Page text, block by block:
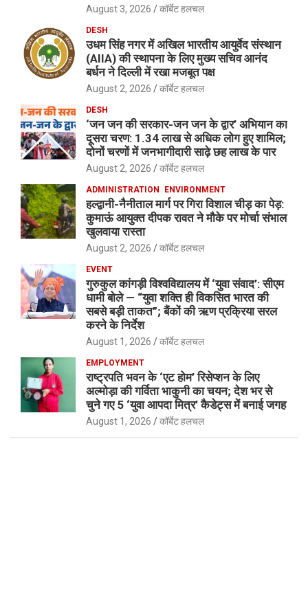
August 3, 2026 कॉर्बेट हलचल
DESH
उधम सिंह नगर में अखिल भारतीय आयुर्वेद संस्थान
(AIIA) की स्थापना के लिए मुख्य सचिव आनंद
बर्धन ने दिल्ली में रखा मजबूत पक्ष
August 2, 2026 कॉर्बेट हलचल
DESH
‘जन जन की सरकार-जन जन के द्वार’ अभियान का
दूसरा चरण: 1.34 लाख से अधिक लोग हुए शामिल;
दोनों चरणों में जनभागीदारी साढ़े छह लाख के पार
August 2, 2026 कॉर्बेट हलचल
ADMINISTRATION ENVIRONMENT
हल्द्वानी-नैनीताल मार्ग पर गिरा विशाल चीड़ का पेड़:
कुमाऊं आयुक्त दीपक रावत ने मौके पर मोर्चा संभाल
खुलवाया रास्ता
August 2, 2026 कॉर्बेट हलचल
EVENT
गुरुकुल कांगड़ी विश्वविद्यालय में ‘युवा संवाद’: सीएम
धामी बोले — “युवा शक्ति ही विकसित भारत की
सबसे बड़ी ताकत”; बैंकों की ऋण प्रक्रिया सरल
करने के निर्देश
August 1, 2026 कॉर्बेट हलचल
EMPLOYMENT
राष्ट्रपति भवन के ‘एट होम’ रिसेप्शन के लिए
अल्मोड़ा की गर्विता भाकुनी का चयन; देश भर से
चुने गए 5 ‘युवा आपदा मित्र’ कैडेट्स में बनाई जगह
August 1, 2026 कॉर्बेट हलचल